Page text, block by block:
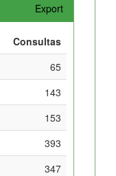
Export
Consultas
65
143
153
393
347